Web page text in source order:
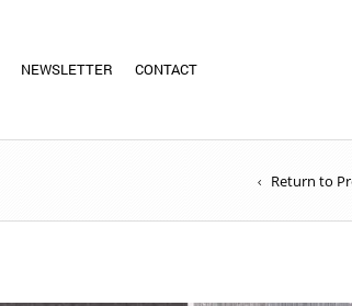
NEWSLETTER CONTACT
Return to